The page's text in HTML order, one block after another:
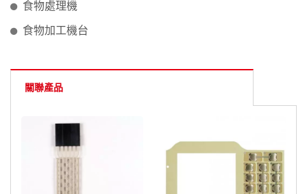
食物處理機
食物加工機台
關聯產品